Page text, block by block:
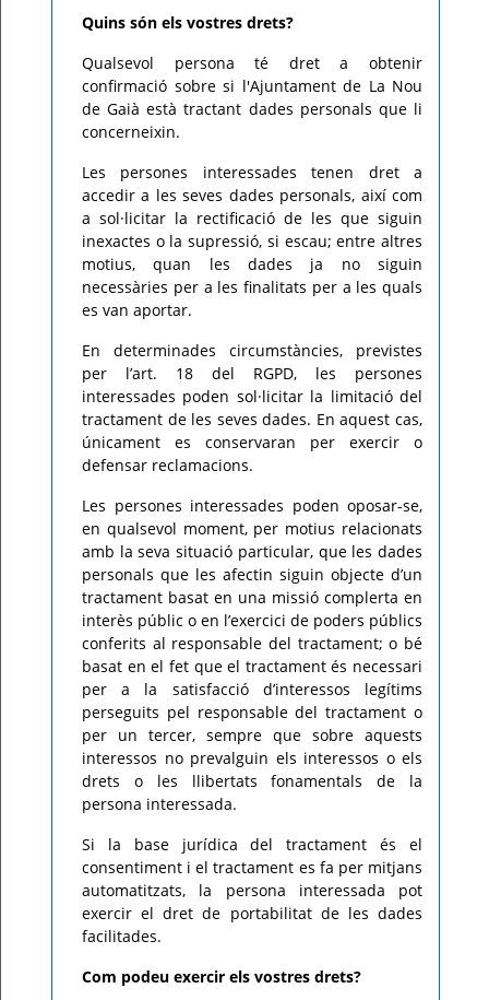
Quins són els vostres drets?
Qualsevol persona té dret a obtenir
confirmació sobre si l'Ajuntament de La Nou
de Gaià està tractant dades personals que li
concerneixin.
Les persones interessades tenen dret a
accedir a les seves dades personals, així com
a sol·licitar la rectificació de les que siguin
inexactes o la supressió, si escau; entre altres
motius, quan les dades ja no siguin
necessàries per a les finalitats per a les quals
es van aportar.
En determinades circumstàncies, previstes
per l’art. 18 del RGPD, les persones
interessades poden sol·licitar la limitació del
tractament de les seves dades. En aquest cas,
únicament es conservaran per exercir o
defensar reclamacions.
Les persones interessades poden oposar-se,
en qualsevol moment, per motius relacionats
amb la seva situació particular, que les dades
personals que les afectin siguin objecte d’un
tractament basat en una missió complerta en
interès públic o en l’exercici de poders públics
conferits al responsable del tractament; o bé
basat en el fet que el tractament és necessari
per a la satisfacció d’interessos legítims
perseguits pel responsable del tractament o
per un tercer, sempre que sobre aquests
interessos no prevalguin els interessos o els
drets o les llibertats fonamentals de la
persona interessada.
Si la base jurídica del tractament és el
consentiment i el tractament es fa per mitjans
automatitzats, la persona interessada pot
exercir el dret de portabilitat de les dades
facilitades.
Com podeu exercir els vostres drets?